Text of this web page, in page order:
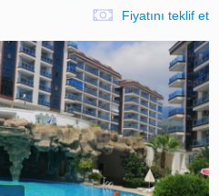
Fiyatını teklif et